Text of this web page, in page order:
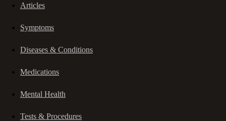
Articles
Symptoms
Diseases & Conditions
Medications
Mental Health
Tests & Procedures